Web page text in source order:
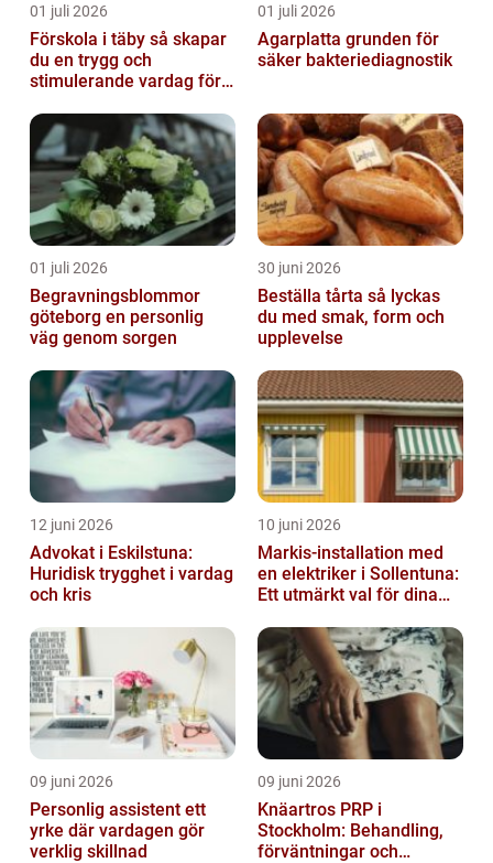
01 juli 2026
Förskola i täby så skapar
du en trygg och
stimulerande vardag för
01 juli 2026
Agarplatta grunden för
säker bakteriediagnostik
01 juli 2026
Begravningsblommor
göteborg en personlig
väg genom sorgen
30 juni 2026
Beställa tårta så lyckas
du med smak, form och
upplevelse
12 juni 2026
Advokat i Eskilstuna:
Huridisk trygghet i vardag
och kris
10 juni 2026
Markis-installation med
en elektriker i Sollentuna:
Ett utmärkt val för dina
09 juni 2026
Personlig assistent ett
yrke där vardagen gör
verklig skillnad
09 juni 2026
Knäartros PRP i
Stockholm: Behandling,
förväntningar och